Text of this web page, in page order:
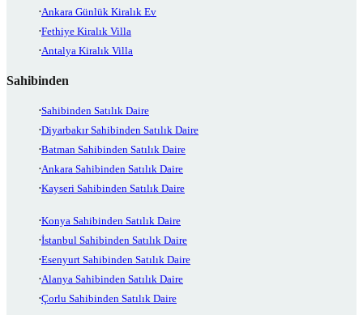
Ankara Günlük Kiralık Ev
Fethiye Kiralık Villa
Antalya Kiralık Villa
Sahibinden
Sahibinden Satılık Daire
Diyarbakır Sahibinden Satılık Daire
Batman Sahibinden Satılık Daire
Ankara Sahibinden Satılık Daire
Kayseri Sahibinden Satılık Daire
Konya Sahibinden Satılık Daire
İstanbul Sahibinden Satılık Daire
Esenyurt Sahibinden Satılık Daire
Alanya Sahibinden Satılık Daire
Çorlu Sahibinden Satılık Daire